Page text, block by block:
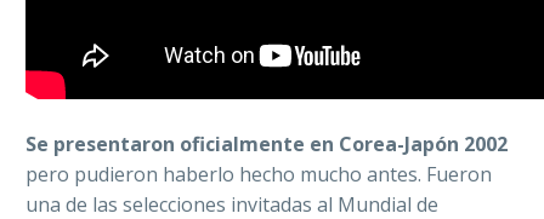
Se presentaron oficialmente en Corea-Japón 2002
pero pudieron haberlo hecho mucho antes. Fueron
una de las selecciones invitadas al Mundial de